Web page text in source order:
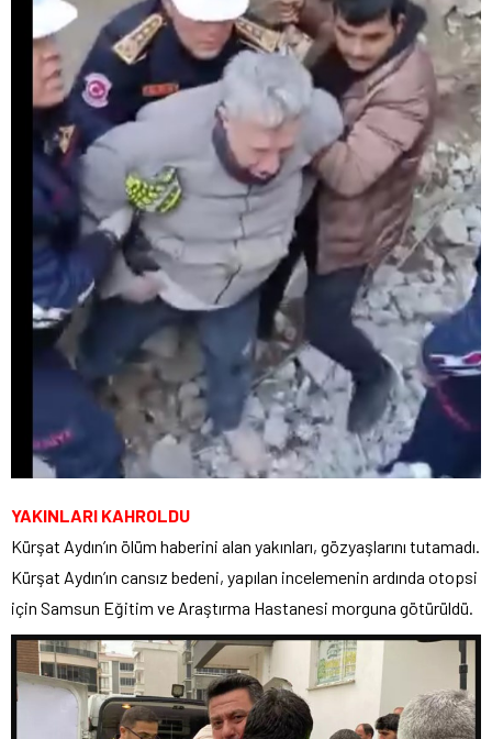
YAKINLARI KAHROLDU
Kürşat Aydın’ın ölüm haberini alan yakınları, gözyaşlarını tutamadı.
Kürşat Aydın’ın cansız bedeni, yapılan incelemenin ardında otopsi
için Samsun Eğitim ve Araştırma Hastanesi morguna götürüldü.